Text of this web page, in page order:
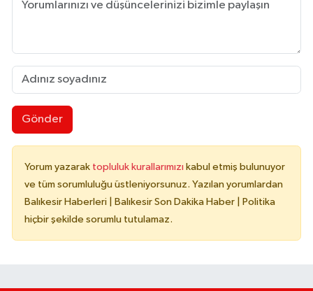
Gönder
Yorum yazarak topluluk kurallarımızı kabul etmiş bulunuyor
ve tüm sorumluluğu üstleniyorsunuz. Yazılan yorumlardan
Balıkesir Haberleri | Balıkesir Son Dakika Haber | Politika
hiçbir şekilde sorumlu tutulamaz.